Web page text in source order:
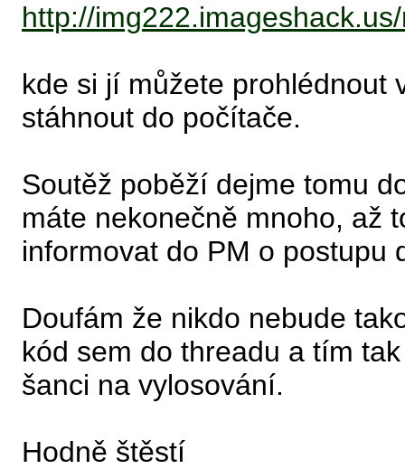
http://
kde si jí můžete prohlédnout
stáhnout do počítače.
Soutěž poběží dejme tomu
máte nekonečně mnoho, až
informovat do PM o postupu
Doufám že nikdo nebude
kód sem do threadu a tím
šanci na vylosování.
Hodně štěstí